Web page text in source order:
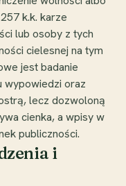
k.k. karze
lub osoby z tych
cielesnej na tym
jest badanie
wypowiedzi oraz
lecz dozwoloną
cienka, a wpisy w
publiczności.
i